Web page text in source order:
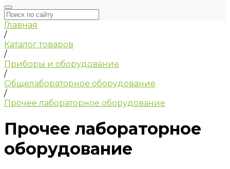
Главная
/
Каталог товаров
/
Приборы и оборудование
/
Общелабораторное оборудование
/
Прочее лабораторное оборудование
Прочее лабораторное
оборудование